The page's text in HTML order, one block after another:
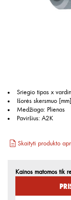
Sriegio tipas x
Išorės skersmuo [mm]
Medžiaga: Plienas
Paviršius: A2K
Skaityti produkto
Kainos matomos tik